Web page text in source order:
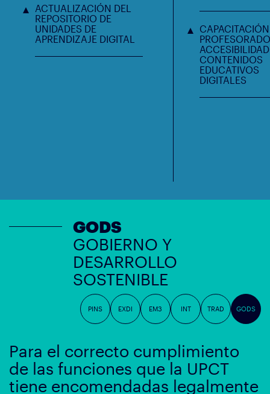
ACTUALIZACIÓN DEL
REPOSITORIO DE
UNIDADES DE
APRENDIZAJE DIGITAL
CONTENIDOS
EDUCATIVOS
DIGITALES
GODS
GOBIERNO Y
DESARROLLO
SOSTENIBLE
PINS EXDI EM3 INT TRAD GODS
Para el correcto cumplimiento
de las funciones que la UPCT
tiene encomendadas legalmente